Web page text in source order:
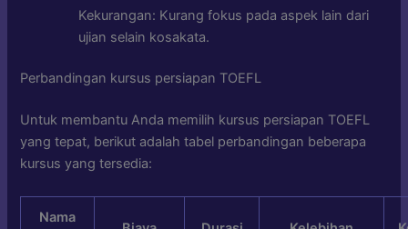
Kekurangan: Kurang fokus pada aspek lain dari
ujian selain kosakata.
Perbandingan kursus persiapan TOEFL
Untuk membantu Anda memilih kursus persiapan TOEFL
yang tepat, berikut adalah tabel perbandingan beberapa
kursus yang tersedia:
Nama